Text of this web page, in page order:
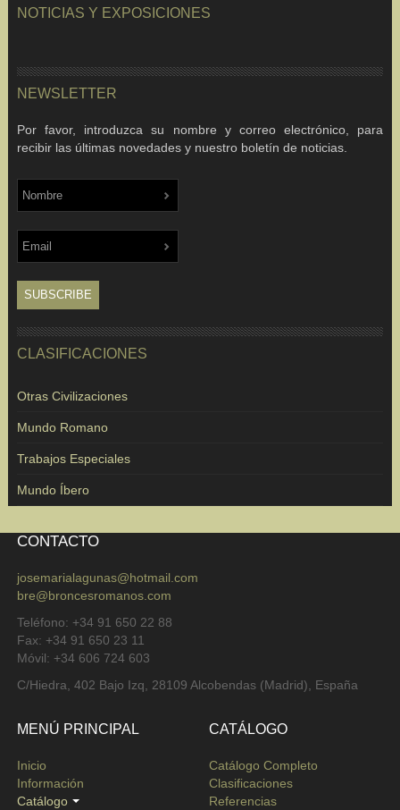
NOTICIAS Y EXPOSICIONES
NEWSLETTER
Por favor, introduzca su nombre y correo electrónico, para
recibir las últimas novedades y nuestro boletín de noticias.
CLASIFICACIONES
Otras Civilizaciones
Mundo Romano
Trabajos Especiales
Mundo Íbero
CONTACTO
josemarialagunas@hotmail.com
bre@broncesromanos.com
Teléfono: +34 91 650 22 88
Fax: +34 91 650 23 11
Móvil: +34 606 724 603
C/Hiedra, 402 Bajo Izq, 28109 Alcobendas (Madrid), España
MENÚ PRINCIPAL
Inicio
Información
Catálogo
CATÁLOGO
Catálogo Completo
Clasificaciones
Referencias